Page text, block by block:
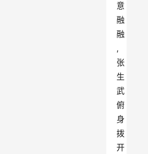
意
融
融
,
张
生
武
俯
身
拨
开